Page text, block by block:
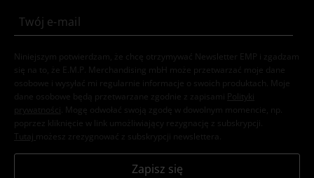
Niniejszym potwierdzam, że chcę otrzymywać Newsletter EMP i zgadzam
się na to, że E.M.P. Merchandising mbH może przetwarzać moje dane
osobowe i wysyłać mi regularnie informacje o swoich produktach. Moje
dane osobowe będą przetwarzane zgodnie z zapisami
Polityki
prywatności . Mogę odwołać swoją zgodę w dowolnym momencie, np.
poprzez kliknięcie w link umożliwiający rezygnację z subskrypcji.
Tutaj możesz zrezygnować z subskrypcji newslettera.
Zapisz się